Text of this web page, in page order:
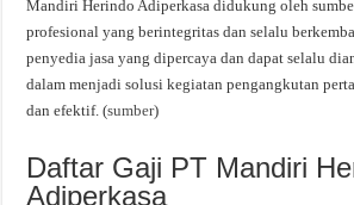
Mandiri Herindo Adiperkasa didukung oleh
profesional yang berintegritas dan selalu
penyedia jasa yang dipercaya dan dapat selalu
dalam menjadi solusi kegiatan pengangkutan
dan efektif. (sumber)
Daftar Gaji PT Mandiri
Adiperkasa